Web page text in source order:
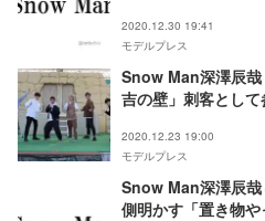
2020.12.30 19:41
モデルプレス
Snow Man深澤辰
吉の壁」刺客として
2020.12.23 19:00
モデルプレス
Snow Man深澤辰
側明かす「置き物や